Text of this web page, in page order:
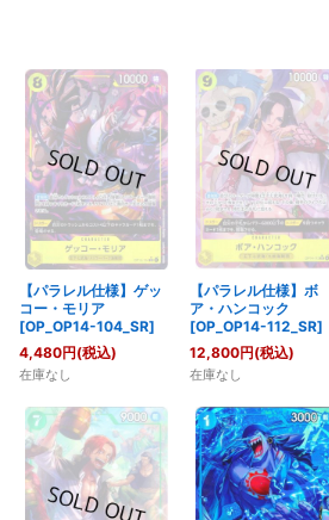
【パラレル仕様】ゲッ
コー・モリア
[OP_OP14-104_SR]
4,480円(税込)
在庫なし
【パラレル仕様】ボ
ア・ハンコック
[OP_OP14-112_SR]
12,800円(税込)
在庫なし